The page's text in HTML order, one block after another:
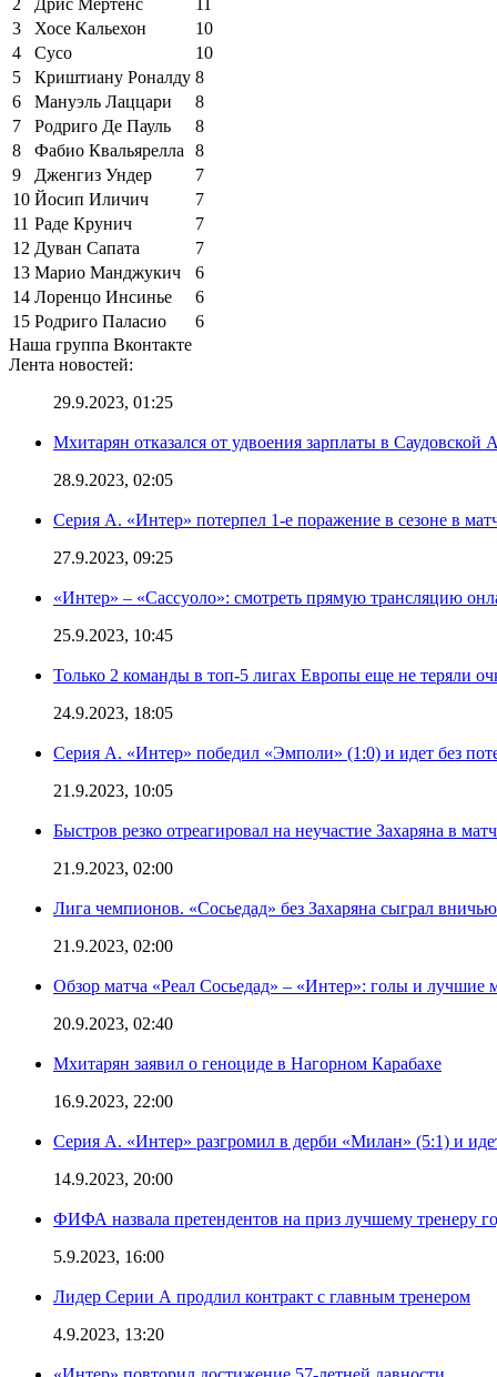
3
Хосе Кальехон
10
4
Сусо
10
5
Криштиану Роналду 8
6
Мануэль Лаццари
8
7
Родриго Де Пауль
8
8
Фабио Квальярелла
8
9
Дженгиз Ундер
7
10 Йосип Иличич
7
11 Раде Крунич
7
12 Дуван Сапата
7
13 Марио Манджукич
6
14 Лоренцо Инсинье
6
15 Родриго Паласио
6
Наша группа Вконтакте
Лента новостей:
29.9.2023, 01:25
Мхитарян отказался от удвоения зарплаты в Саудовской
28.9.2023, 02:05
Серия А. «Интер» потерпел 1-е поражение в сезоне в
27.9.2023, 09:25
«Интер» – «Сассуоло»: смотреть прямую трансляцию
25.9.2023, 10:45
Только 2 команды в топ-5 лигах Европы еще не теряли
24.9.2023, 18:05
Серия А. «Интер» победил «Эмполи» (1:0) и идет без
21.9.2023, 10:05
Быстров резко отреагировал на неучастие Захаряна в
21.9.2023, 02:00
Лига чемпионов. «Сосьедад» без Захаряна сыграл
21.9.2023, 02:00
Обзор матча «Реал Сосьедад» – «Интер»: голы и лучшие
20.9.2023, 02:40
Мхитарян заявил о геноциде в Нагорном Карабахе
16.9.2023, 22:00
Серия А. «Интер» разгромил в дерби «Милан» (5:1) и
14.9.2023, 20:00
ФИФА назвала претендентов на приз лучшему тренеру
5.9.2023, 16:00
Лидер Серии А продлил контракт с главным тренером
4.9.2023, 13:20